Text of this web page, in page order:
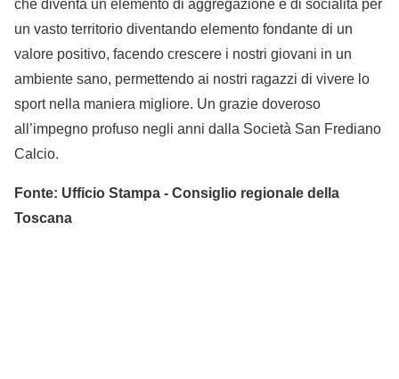
che diventa un elemento di aggregazione e di socialità per
un vasto territorio diventando elemento fondante di un
valore positivo, facendo crescere i nostri giovani in un
ambiente sano, permettendo ai nostri ragazzi di vivere lo
sport nella maniera migliore. Un grazie doveroso
all’impegno profuso negli anni dalla Società San Frediano
Calcio.
Fonte: Ufficio Stampa - Consiglio regionale della
Toscana